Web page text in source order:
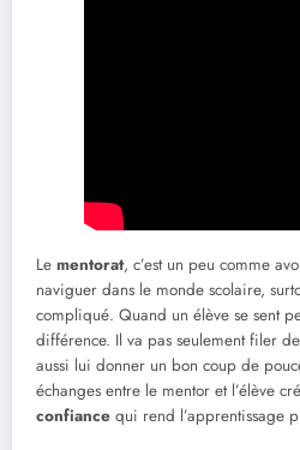
Le mentorat, c’est un peu comme
naviguer dans le monde scolaire,
compliqué. Quand un élève se sent
différence. Il va pas seulement filer
aussi lui donner un bon coup de
échanges entre le mentor et l’élève
confiance qui rend l’apprentissage